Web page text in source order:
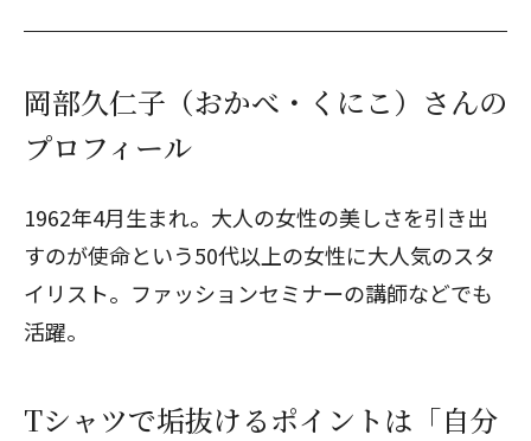
岡部久仁子（おかべ・くにこ）さんの
プロフィール
1962年4月生まれ。大人の女性の美しさを引き出
すのが使命という50代以上の女性に大人気のスタ
イリスト。ファッションセミナーの講師などでも
活躍。
Tシャツで垢抜けるポイントは「自分